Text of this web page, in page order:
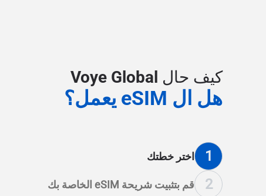
كيف حال Voye Global
هل ال eSIM يعمل؟
1 اختر خطتك
2 قم بتثبيت شريحة eSIM الخاصة بك